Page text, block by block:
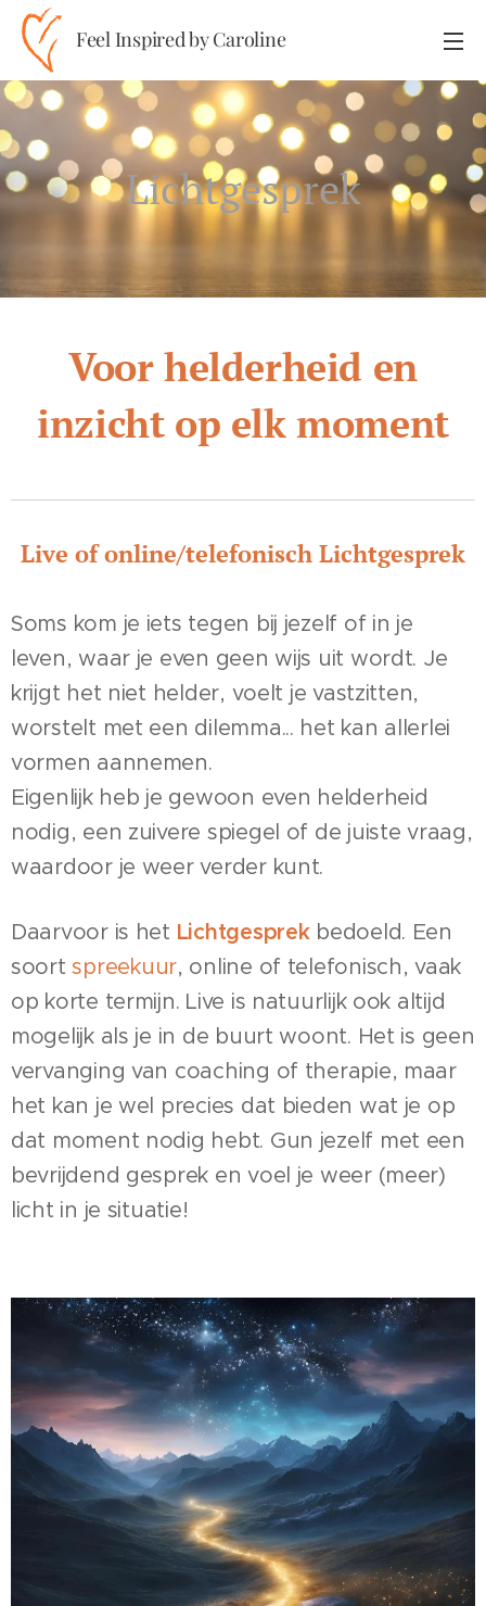
Feel Inspired by Caroline
Lichtgesprek
Voor helderheid en
inzicht op elk moment
Live of online/telefonisch Lichtgesprek
Soms kom je iets tegen bij jezelf of in je
leven, waar je even geen wijs uit wordt. Je
krijgt het niet helder, voelt je vastzitten,
worstelt met een dilemma... het kan allerlei
vormen aannemen.
Eigenlijk heb je gewoon even helderheid
nodig, een zuivere spiegel of de juiste vraag,
waardoor je weer verder kunt.
Daarvoor is het Lichtgesprek bedoeld. Een
soortspreekuur, online of telefonisch, vaak
op korte termijn. Live is natuurlijk ook altijd
mogelijk als je in de buurt woont. Het is geen
vervanging van coaching of therapie, maar
het kan je wel precies dat bieden wat je op
dat moment nodig hebt. Gun jezelf met een
bevrijdend gesprek en voel je weer (meer)
licht in je situatie!